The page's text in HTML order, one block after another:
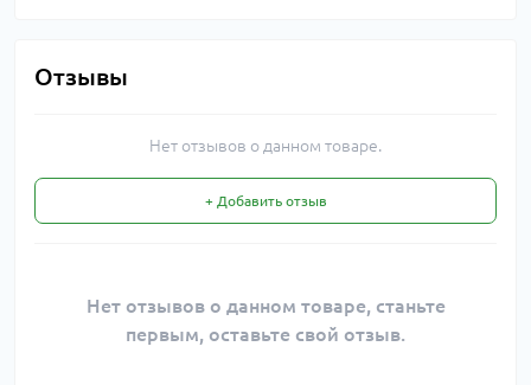
Отзывы
Нет отзывов о данном товаре.
+ Добавить отзыв
Нет отзывов о данном товаре, станьте
первым, оставьте свой отзыв.